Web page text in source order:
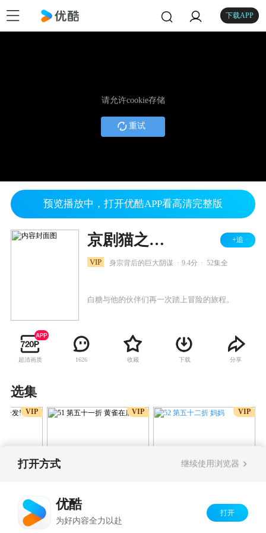
下载APP
请允许cookie存储
重试
预览播放中，打开优酷APP看高清完整版
京剧猫之乘风破浪 +追
VIP 身宗背后的巨大阴谋 9.4分 52集全
白糖与他的伙伴们再一次踏上冒险的旅程。
超清画质 1626 收藏 下载 分享
选集
VIP VIP VIP
京ICP备06050721号-1
打开方式 继续使用浏览器
优酷
为好内容全力以赴
打开